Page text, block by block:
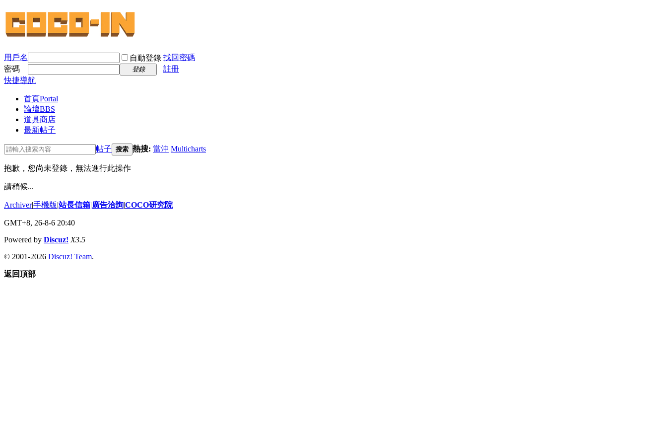
用戶名 自動登錄 找回密碼
密碼
登錄
註冊
快捷導航
首頁Portal
論壇BBS
道具商店
最新帖子
帖子 搜索 熱搜: 當沖 Multicharts
抱歉，您尚未登錄，無法進行此操作
請稍候...
Archiver|手機版|站長信箱|廣告洽詢|COCO研究院
GMT+8, 26-8-6 20:40
Powered by Discuz! X3.5
© 2001-2026 Discuz! Team.
返回頂部